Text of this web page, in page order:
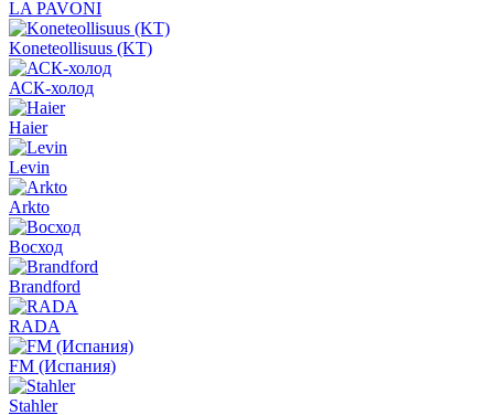
LA PAVONI
Koneteollisuus (KT)
АСК-холод
Haier
Levin
Arkto
Восход
Brandford
RADA
FM (Испания)
Stahler